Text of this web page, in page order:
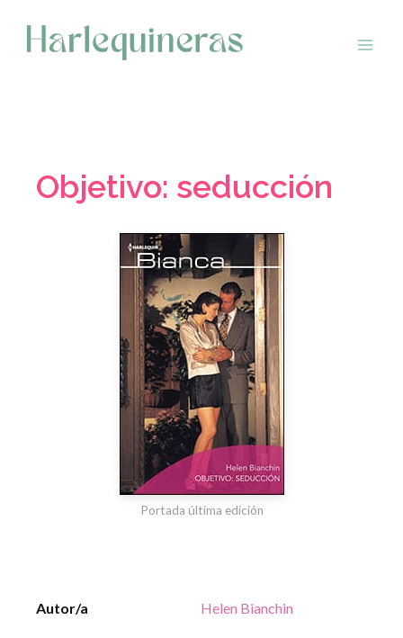
contenido
Objetivo: seducción
Autor/a Helen Bianchin
Portada última edición